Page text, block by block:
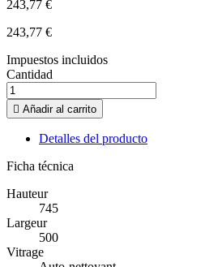
243,77 €
243,77 €
Impuestos incluidos
Cantidad
 Añadir al carrito
Detalles del producto
Ficha técnica
Hauteur
745
Largeur
500
Vitrage